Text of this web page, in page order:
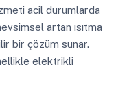
acil durumlarda
artan ısıtma
bir çözüm sunar.
elektrikli